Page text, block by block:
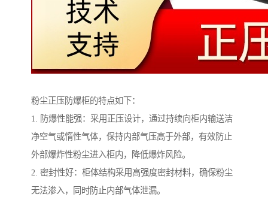
粉尘正压防爆柜的特点如下：
1. 防爆性能强：采用正压设计，通过持续向柜内输送洁
净空气或惰性气体，保持内部气压高于外部，有效防止
外部爆炸性粉尘进入柜内，降低爆炸风险。
2. 密封性好：柜体结构采用高强度密封材料，确保粉尘
无法渗入，同时防止内部气体泄漏。